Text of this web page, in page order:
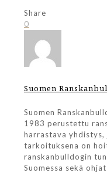
Share
0
Suomen
Suomen
1983 perustettu
harrastava yhdistys,
tarkoituksena on
ranskanbulldogin
Suomessa sekä